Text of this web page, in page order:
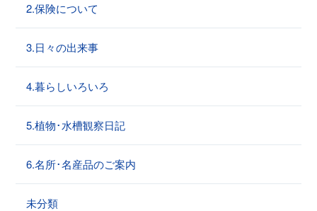
2.保険について
3.日々の出来事
4.暮らしいろいろ
5.植物･水槽観察日記
6.名所･名産品のご案内
未分類